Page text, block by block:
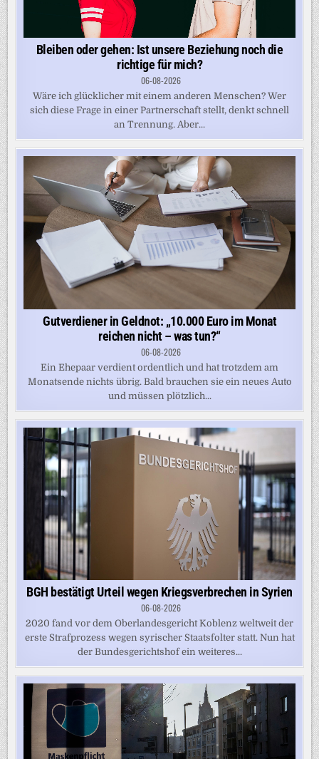
Bleiben oder gehen: Ist unsere Beziehung noch die
richtige für mich?
06-08-2026
Wäre ich glücklicher mit einem anderen Menschen? Wer
sich diese Frage in einer Partnerschaft stellt, denkt schnell
an Trennung. Aber...
Gutverdiener in Geldnot: „10.000 Euro im Monat
reichen nicht – was tun?“
06-08-2026
Ein Ehepaar verdient ordentlich und hat trotzdem am
Monatsende nichts übrig. Bald brauchen sie ein neues Auto
und müssen plötzlich...
BGH bestätigt Urteil wegen Kriegsverbrechen in Syrien
06-08-2026
2020 fand vor dem Oberlandesgericht Koblenz weltweit der
erste Strafprozess wegen syrischer Staatsfolter statt. Nun hat
der Bundesgerichtshof ein weiteres...